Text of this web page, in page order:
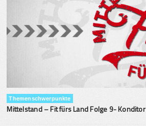
Themenschwerpunkte
Mittelstand – Fit fürs Land Folge 9- Konditor